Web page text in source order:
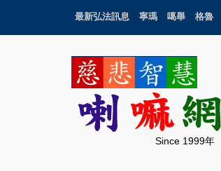
最新弘法訊息 寧瑪 噶舉 格魯
Since 1999年